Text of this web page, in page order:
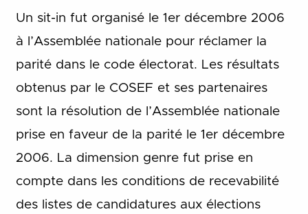
Un sit-in fut organisé le 1er décembre 2006
à l’Assemblée nationale pour réclamer la
parité dans le code électorat. Les résultats
obtenus par le COSEF et ses partenaires
sont la résolution de l’Assemblée nationale
prise en faveur de la parité le 1er décembre
2006. La dimension genre fut prise en
compte dans les conditions de recevabilité
des listes de candidatures aux élections